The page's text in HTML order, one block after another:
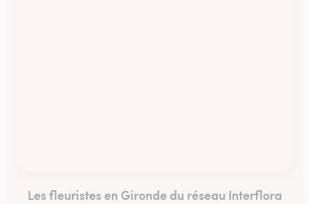
Les fleuristes en Gironde du réseau Interflora